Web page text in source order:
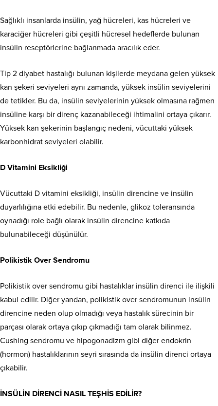
Sağlıklı insanlarda insülin, yağ hücreleri, kas hücreleri ve
karaciğer hücreleri gibi çeşitli hücresel hedeflerde bulunan
insülin reseptörlerine bağlanmada aracılık eder.
Tip 2 diyabet hastalığı bulunan kişilerde meydana gelen yüksek
kan şekeri seviyeleri aynı zamanda, yüksek insülin seviyelerini
de tetikler. Bu da, insülin seviyelerinin yüksek olmasına rağmen
insüline karşı bir direnç kazanabileceği ihtimalini ortaya çıkarır.
Yüksek kan şekerinin başlangıç nedeni, vücuttaki yüksek
karbonhidrat seviyeleri olabilir.
D Vitamini Eksikliği
Vücuttaki D vitamini eksikliği, insülin direncine ve insülin
duyarlılığına etki edebilir. Bu nedenle, glikoz toleransında
oynadığı role bağlı olarak insülin direncine katkıda
bulunabileceği düşünülür.
Polikistik Over Sendromu
Polikistik over sendromu gibi hastalıklar insülin direnci ile ilişkili
kabul edilir. Diğer yandan, polikistik over sendromunun insülin
direncine neden olup olmadığı veya hastalık sürecinin bir
parçası olarak ortaya çıkıp çıkmadığı tam olarak bilinmez.
Cushing sendromu ve hipogonadizm gibi diğer endokrin
(hormon) hastalıklarının seyri sırasında da insülin direnci ortaya
çıkabilir.
İNSÜLİN DİRENCİ NASIL TEŞHİS EDİLİR?